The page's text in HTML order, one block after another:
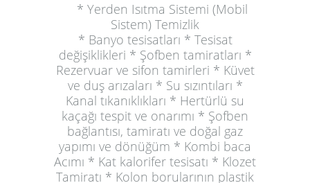
* Yerden Isıtma Sistemi (Mobil
Sistem) Temizlik
* Banyo tesisatları * Tesisat
değişiklikleri * Şofben tamiratları *
Rezervuar ve sifon tamirleri * Küvet
ve duş arızaları * Su sızıntıları *
Kanal tıkanıklıkları * Hertürlü su
kaçağı tespit ve onarımı * Şofben
bağlantısı, tamiratı ve doğal gaz
yapımı ve dönüğüm * Kombi baca
Acımı * Kat kalorifer tesisatı * Klozet
Tamiratı * Kolon borularının plastik